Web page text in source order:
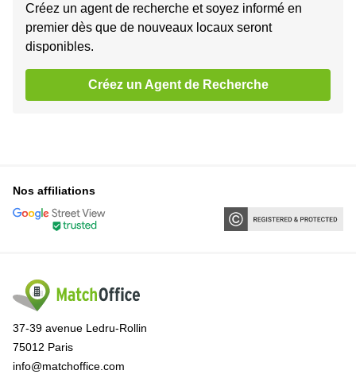
Créez un agent de recherche et soyez informé en
premier dès que de nouveaux locaux seront
disponibles.
Créez un Agent de Recherche
Nos affiliations
37-39 avenue Ledru-Rollin
75012 Paris
info@matchoffice.com